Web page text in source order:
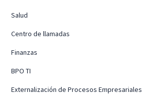
Salud
Centro de llamadas
Finanzas
BPO TI
Externalización de Procesos Empresariales